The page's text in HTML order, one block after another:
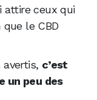
attire ceux qui
le CBD
c’est
un peu des